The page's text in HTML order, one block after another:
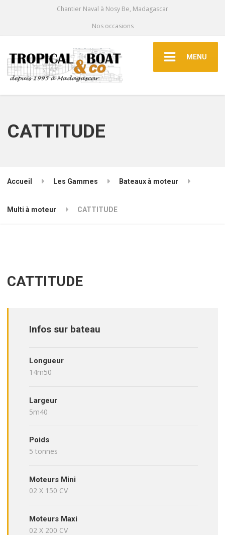
Chantier Naval à Nosy Be, Madagascar
Nos occasions
MENU
CATTITUDE
Accueil Les Gammes Bateaux à moteur
Multi à moteur CATTITUDE
CATTITUDE
Infos sur bateau
Longueur
14m50
Largeur
5m40
Poids
5 tonnes
Moteurs Mini
02 X 150 CV
Moteurs Maxi
02 X 200 CV